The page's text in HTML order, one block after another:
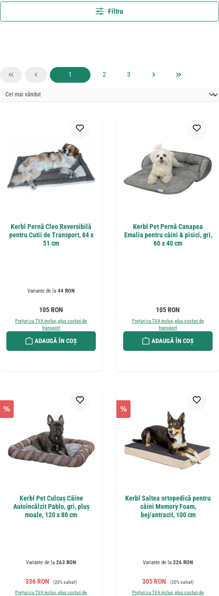
Filtru
Pagina
1 Pagina
2 Pagina
3
Kerbl Pernă Cleo Reversibilă
pentru Cutii de Transport, 84 x
51 cm
Variante de la 44 RON
Preț obișnuit:
105 RON
Prețuri cu TVA inclus, plus costuri de
transport
ADAUGĂ ÎN COȘ
Kerbl Pet Pernă Canapea
Emalia pentru câini & pisici, gri,
60 x 40 cm
Preț obișnuit:
105 RON
Prețuri cu TVA inclus, plus costuri de
transport
ADAUGĂ ÎN COȘ
%
Kerbl Pet Culcuș Câine
Autoîncălzit Pablo, gri, pluș
moale, 120 x 80 cm
Variante de la 263 RON
Preț de vânzare:
336 RON Preț obișnuit:
(20% salvat)
Prețuri cu TVA inclus, plus costuri de
%
Kerbl Saltea ortopedică pentru
câini Memory Foam,
bej/antracit, 100 cm
Variante de la 226 RON
Preț de vânzare:
305 RON Preț obișnuit:
(20% salvat)
Prețuri cu TVA inclus, plus costuri de